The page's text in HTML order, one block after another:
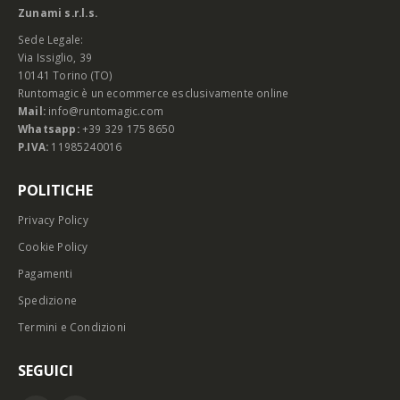
Zunami s.r.l.s.
Sede Legale:
Via Issiglio, 39
10141 Torino (TO)
Runtomagic è un ecommerce esclusivamente online
Mail: info@runtomagic.com
Whatsapp: +39 329 175 8650
P.IVA: 11985240016
POLITICHE
Privacy Policy
Cookie Policy
Pagamenti
Spedizione
Termini e Condizioni
SEGUICI